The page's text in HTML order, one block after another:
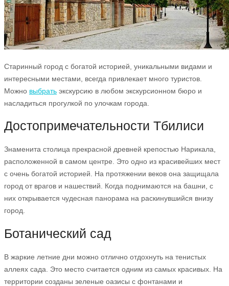
Старинный город с богатой историей, уникальными видами и
интересными местами, всегда привлекает много туристов.
Можно выбрать экскурсию в любом экскурсионном бюро и
насладиться прогулкой по улочкам города.
Достопримечательности Тбилиси
Знаменита столица прекрасной древней крепостью Нарикала,
расположенной в самом центре. Это одно из красивейших мест
с очень богатой историей. На протяжении веков она защищала
город от врагов и нашествий. Когда поднимаются на башни, с
них открывается чудесная панорама на раскинувшийся внизу
город.
Ботанический сад
В жаркие летние дни можно отлично отдохнуть на тенистых
аллеях сада. Это место считается одним из самых красивых. На
территории созданы зеленые оазисы с фонтанами и